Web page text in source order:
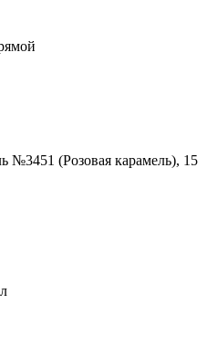
(Розовая карамель), 15